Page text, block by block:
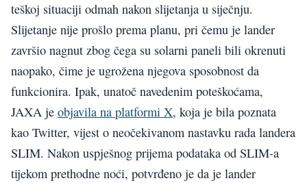
teškoj situaciji odmah nakon slijetanja u siječnju.
Slijetanje nije prošlo prema planu, pri čemu je lander
završio nagnut zbog čega su solarni paneli bili okrenuti
naopako, čime je ugrožena njegova sposobnost da
funkcionira. Ipak, unatoč navedenim poteškoćama,
JAXA je objavila na platformi X, koja je bila poznata
kao Twitter, vijest o neočekivanom nastavku rada landera
SLIM. Nakon uspješnog prijema podataka od SLIM-a
tijekom prethodne noći, potvrđeno je da je lander